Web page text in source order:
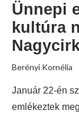
Ünnepi
kultúra
Berényi Kornélia
Január 22-én
emlékeztek